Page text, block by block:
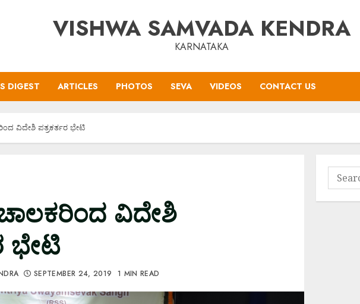
VISHWA SAMVADA KENDRA
KARNATAKA
DIGEST ARTICLES PHOTOS SEVA VIDEOS CONTACT US
ವಿದೇಶಿ ಪತ್ರಕರ್ತರ ಭೇಟಿ
ವಿದೇಶಿ
ಭೇಟಿ
SEPTEMBER 24, 2019 1 MIN READ
Search
for: